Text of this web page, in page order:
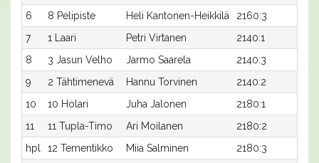
6
8 Pelipiste Heli Kantonen-Heikkilä 2160:3
7
1 Laari Petri Virtanen 2140:1
8
3 Jasun Velho Jarmo Saarela 2140:3
9
2 Tähtimenevä Hannu Torvinen 2140:2
10
10 Holari Juha Jalonen 2180:1
11
11 Tupla-Timo Ari Moilanen 2180:2
hpl
12 Tementikko Miia Salminen 2180:3